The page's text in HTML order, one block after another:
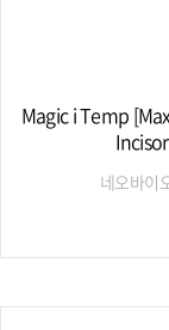
Magic i Temp
네오바이